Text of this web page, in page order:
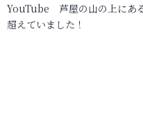
YouTube 芦屋の山の上にあ
超えていました！